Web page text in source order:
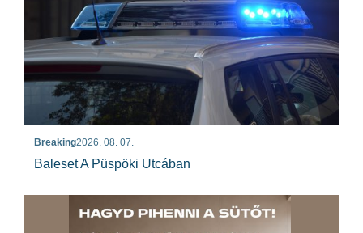
Breaking2026. 08. 07.
Baleset A Püspöki Utcában